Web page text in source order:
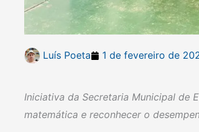
Luís Poeta 1 de fevereiro de
Iniciativa da Secretaria Municipal de
matemática e reconhecer o